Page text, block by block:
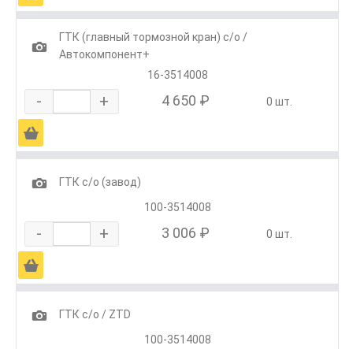
1
ГТК (главный тормозной кран) с/о /
Автокомпонент+
16-3514008
- + 4 650 ₽ 0 шт.
Ä
1
ГТК с/о (завод)
100-3514008
- + 3 006 ₽ 0 шт.
Ä
1
ГТК с/о / ZTD
100-3514008